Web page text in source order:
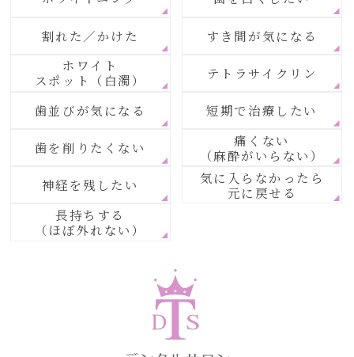
割れた／かけた
すき間が気になる
ホワイト
スポット（白濁）
テトラサイクリン
歯並びが気になる 短期で治療したい
歯を削りたくない
痛くない
（麻酔がいらない）
神経を残したい
気に入らなかったら
元に戻せる
長持ちする
（ほぼ外れない）